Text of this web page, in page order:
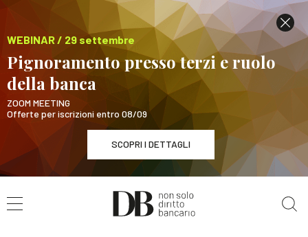
WEBINAR / 29 settembre
Pignoramento presso terzi e ruolo
della banca
ZOOM MEETING
Offerte per iscrizioni entro 08/09
SCOPRI I DETTAGLI
WEBINAR / 29 settembre
Pignoramento presso terzi e ruolo della banca